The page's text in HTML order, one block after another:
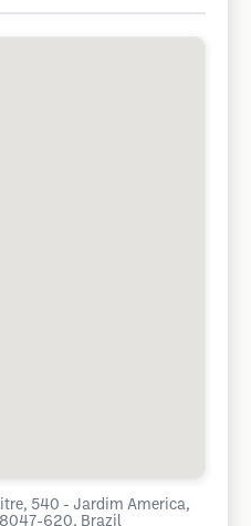
540 - Jardim America,
620, Brazil